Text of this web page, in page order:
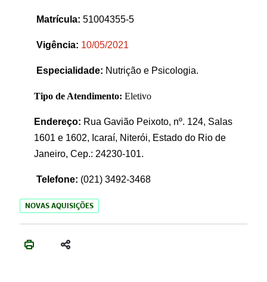
Matrícula: 51004355-5
Vigência: 10/05/2021
Especialidade: Nutrição e Psicologia.
Tipo de Atendimento: Eletivo
Endereço: Rua Gavião Peixoto, nº. 124, Salas
1601 e 1602, Icaraí, Niterói, Estado do Rio de
Janeiro, Cep.: 24230-101.
Telefone: (021) 3492-3468
NOVAS AQUISIÇÕES